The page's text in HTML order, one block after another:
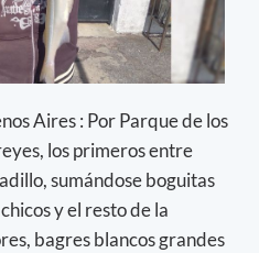
Aires : Por Parque de los
los primeros entre
sumándose boguitas
y el resto de la
bagres blancos grandes